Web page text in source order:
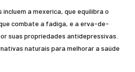
a mexerica, que equilibra o
combate a fadiga, e a erva-de-
suas propriedades antidepressivas.
naturais para melhorar a saúde